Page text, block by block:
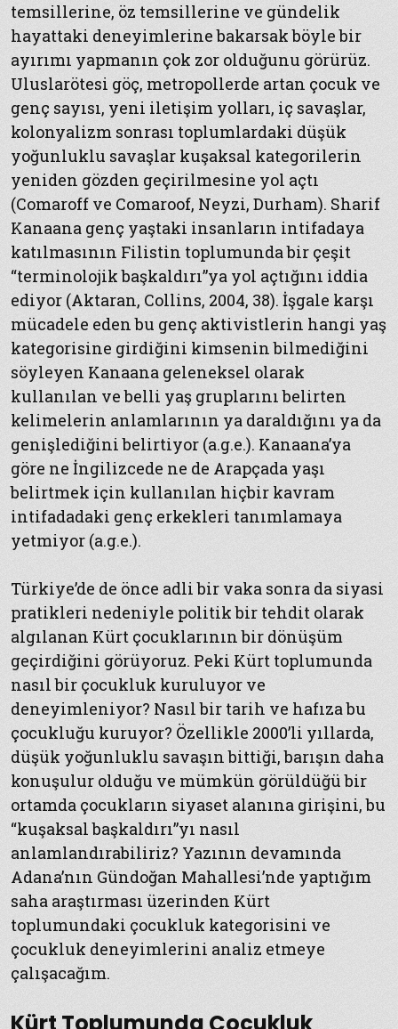
temsillerine, öz temsillerine ve gündelik
hayattaki deneyimlerine bakarsak böyle bir
ayırımı yapmanın çok zor olduğunu görürüz.
Uluslarötesi göç, metropollerde artan çocuk ve
genç sayısı, yeni iletişim yolları, iç savaşlar,
kolonyalizm sonrası toplumlardaki düşük
yoğunluklu savaşlar kuşaksal kategorilerin
yeniden gözden geçirilmesine yol açtı
(Comaroff ve Comaroof, Neyzi, Durham). Sharif
Kanaana genç yaştaki insanların intifadaya
katılmasının Filistin toplumunda bir çeşit
“terminolojik başkaldırı”ya yol açtığını iddia
ediyor (Aktaran, Collins, 2004, 38). İşgale karşı
mücadele eden bu genç aktivistlerin hangi yaş
kategorisine girdiğini kimsenin bilmediğini
söyleyen Kanaana geleneksel olarak
kullanılan ve belli yaş gruplarını belirten
kelimelerin anlamlarının ya daraldığını ya da
genişlediğini belirtiyor (a.g.e.). Kanaana’ya
göre ne İngilizcede ne de Arapçada yaşı
belirtmek için kullanılan hiçbir kavram
intifadadaki genç erkekleri tanımlamaya
yetmiyor (a.g.e.).
Türkiye’de de önce adli bir vaka sonra da siyasi
pratikleri nedeniyle politik bir tehdit olarak
algılanan Kürt çocuklarının bir dönüşüm
geçirdiğini görüyoruz. Peki Kürt toplumunda
nasıl bir çocukluk kuruluyor ve
deneyimleniyor? Nasıl bir tarih ve hafıza bu
çocukluğu kuruyor? Özellikle 2000’li yıllarda,
düşük yoğunluklu savaşın bittiği, barışın daha
konuşulur olduğu ve mümkün görüldüğü bir
ortamda çocukların siyaset alanına girişini, bu
“kuşaksal başkaldırı”yı nasıl
anlamlandırabiliriz? Yazının devamında
Adana’nın Gündoğan Mahallesi’nde yaptığım
saha araştırması üzerinden Kürt
toplumundaki çocukluk kategorisini ve
çocukluk deneyimlerini analiz etmeye
çalışacağım.